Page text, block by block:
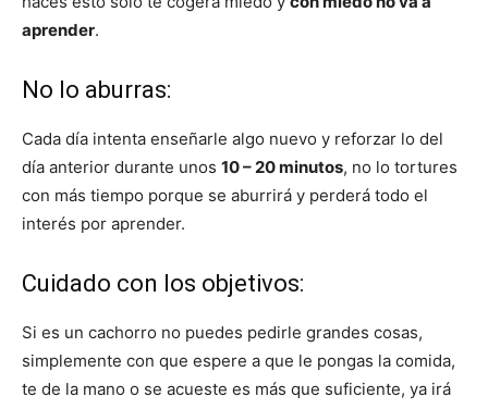
aprender.
No lo aburras:
Cada día intenta enseñarle algo nuevo y reforzar lo del
día anterior durante unos 10 – 20 minutos, no lo tortures
con más tiempo porque se aburrirá y perderá todo el
interés por aprender.
Cuidado con los objetivos:
Si es un cachorro no puedes pedirle grandes cosas,
simplemente con que espere a que le pongas la comida,
te de la mano o se acueste es más que suficiente, ya irá